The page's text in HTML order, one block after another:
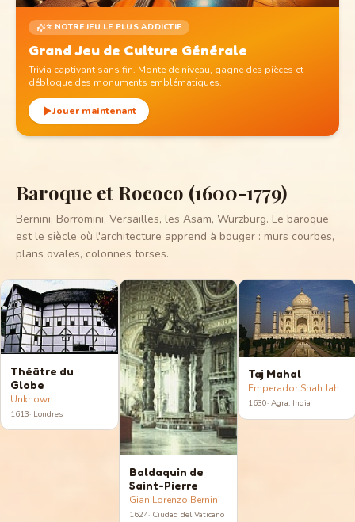
⭐ NOTRE JEU LE PLUS ADDICTIF
Grand Jeu de Culture Générale
Trivia captivant sans fin. Monte de niveau, gagne des pièces et
débloque des monuments emblématiques.
Jouer maintenant
Baroque et Rococo (1600-1779)
Bernini, Borromini, Versailles, les Asam, Würzburg. Le baroque
est le siècle où l'architecture apprend à bouger : murs courbes,
plans ovales, colonnes torses.
Théâtre du
Globe
Unknown
1613· Londres
Baldaquin de
Saint-Pierre
Gian Lorenzo Bernini
1624· Ciudad del Vaticano
Taj Mahal
Emperador Shah Jahan
1630· Agra, India